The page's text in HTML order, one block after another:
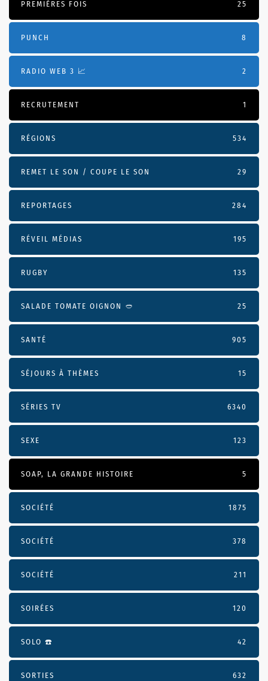
PREMIÈRES FOIS 25
PUNCH 8
RADIO WEB 3 📈 2
RECRUTEMENT 1
RÉGIONS 534
REMET LE SON / COUPE LE SON 29
REPORTAGES 284
RÉVEIL MÉDIAS 195
RUGBY 135
SALADE TOMATE OIGNON 🥙 25
SANTÉ 905
SÉJOURS À THÈMES 15
SÉRIES TV 6340
SEXE 123
SOAP, LA GRANDE HISTOIRE 5
SOCIÉTÉ 1875
SOCIÉTÉ 378
SOCIÉTÉ 211
SOIRÉES 120
SOLO ☎️ 42
SORTIES 632